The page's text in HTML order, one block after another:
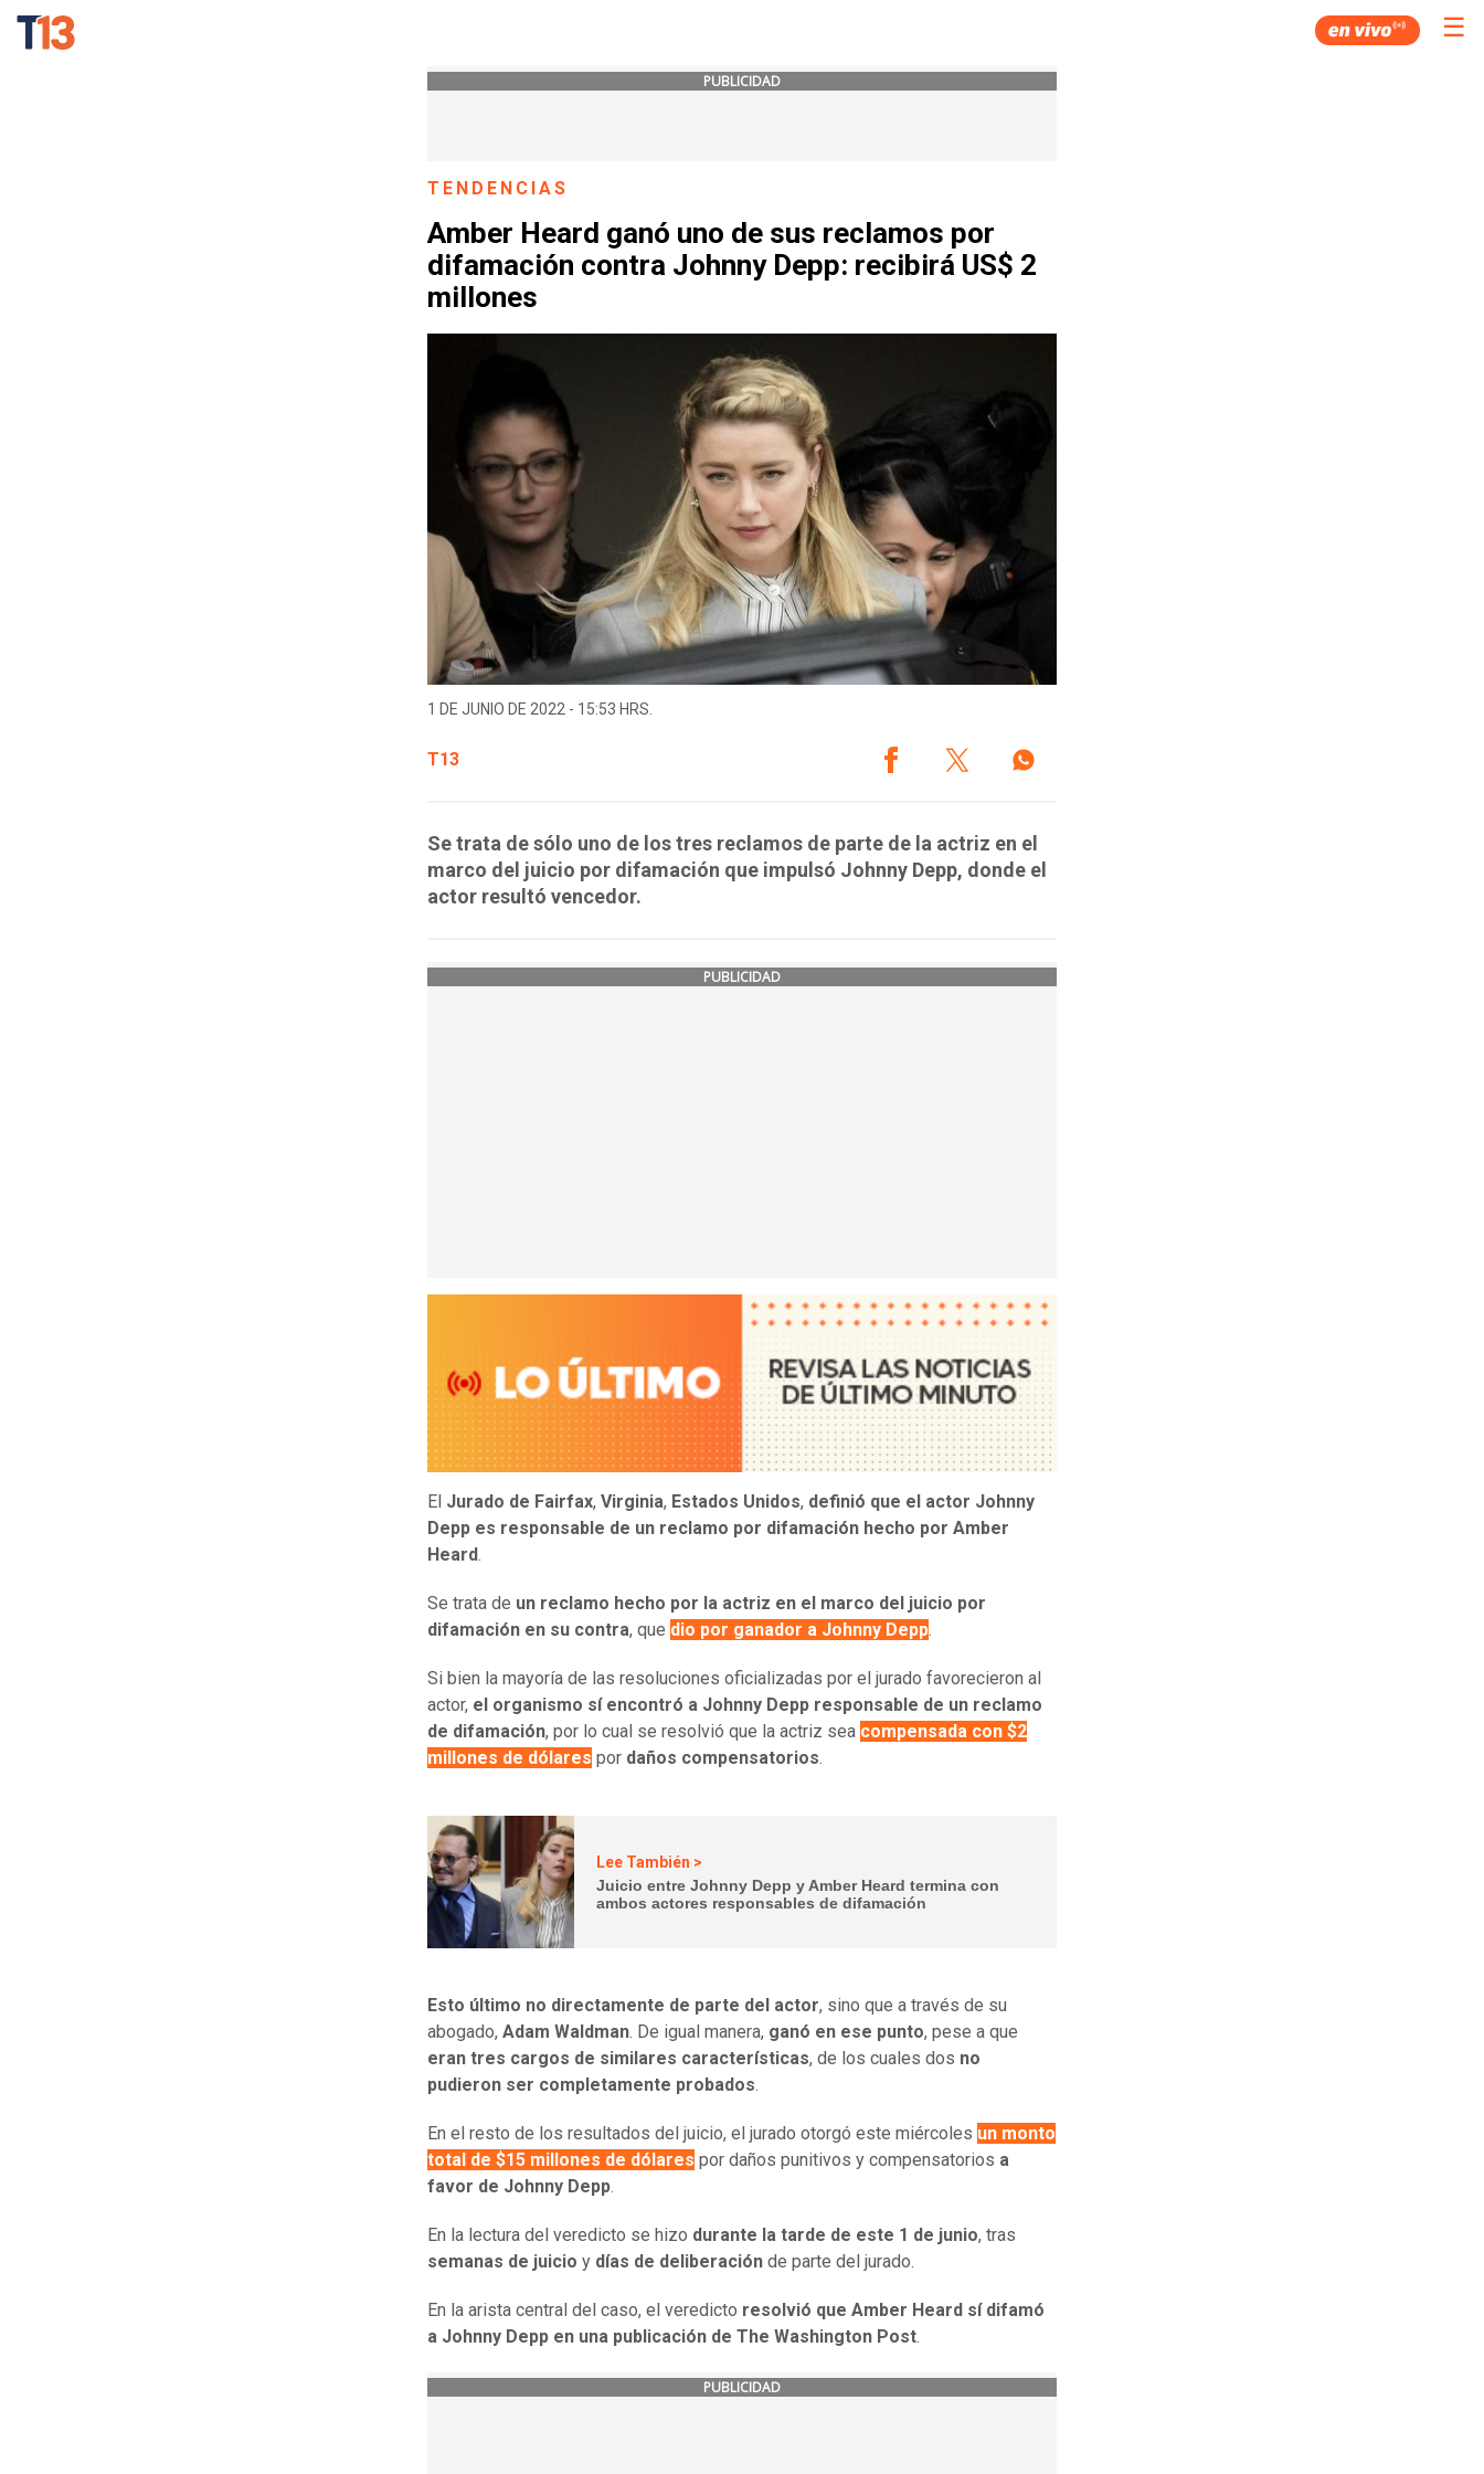
☰
PUBLICIDAD
TENDENCIAS
Amber Heard ganó uno de sus reclamos por
difamación contra Johnny Depp: recibirá US$ 2
millones
1 DE JUNIO DE 2022 - 15:53 HRS.
T13
Se trata de sólo uno de los tres reclamos de parte de la actriz en el
marco del juicio por difamación que impulsó Johnny Depp, donde el
actor resultó vencedor.
PUBLICIDAD
El Jurado de Fairfax, Virginia, Estados Unidos, definió que el actor Johnny
Depp es responsable de un reclamo por difamación hecho por Amber
Heard.
Se trata de un reclamo hecho por la actriz en el marco del juicio por
difamación en su contra, que dio por ganador a Johnny Depp.
Si bien la mayoría de las resoluciones oficializadas por el jurado favorecieron al
actor, el organismo sí encontró a Johnny Depp responsable de un reclamo
de difamación, por lo cual se resolvió que la actriz sea compensada con $2
millones de dólares por daños compensatorios.
Lee También >
Juicio entre Johnny Depp y Amber Heard termina con
ambos actores responsables de difamación
Esto último no directamente de parte del actor, sino que a través de su
abogado, Adam Waldman. De igual manera, ganó en ese punto, pese a que
eran tres cargos de similares características, de los cuales dos no
pudieron ser completamente probados.
En el resto de los resultados del juicio, el jurado otorgó este miércoles un monto
total de $15 millones de dólares por daños punitivos y compensatorios a
favor de Johnny Depp.
En la lectura del veredicto se hizo durante la tarde de este 1 de junio, tras
semanas de juicio y días de deliberación de parte del jurado.
En la arista central del caso, el veredicto resolvió que Amber Heard sí difamó
a Johnny Depp en una publicación de The Washington Post.
PUBLICIDAD